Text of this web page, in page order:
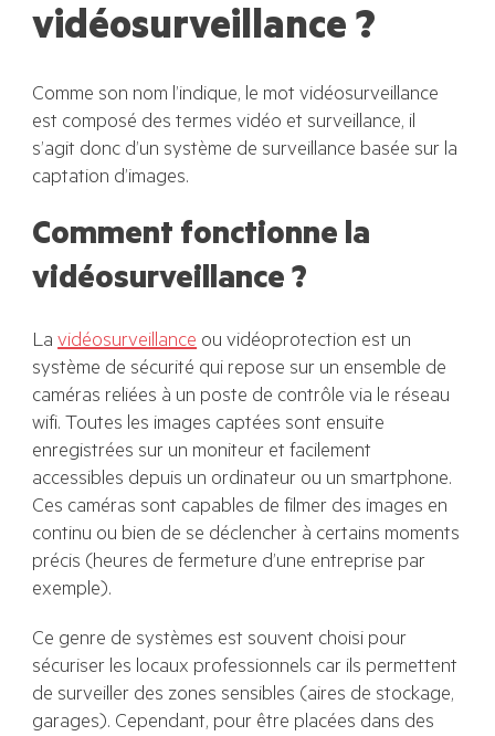
vidéosurveillance ?
Comme son nom l’indique, le mot vidéosurveillance
est composé des termes vidéo et surveillance, il
s’agit donc d’un système de surveillance basée sur la
captation d’images.
Comment fonctionne la
vidéosurveillance ?
Lavidéosurveillance ou vidéoprotection est un
système de sécurité qui repose sur un ensemble de
caméras reliées à un poste de contrôle via le réseau
wifi. Toutes les images captées sont ensuite
enregistrées sur un moniteur et facilement
accessibles depuis un ordinateur ou un smartphone.
Ces caméras sont capables de filmer des images en
continu ou bien de se déclencher à certains moments
précis (heures de fermeture d’une entreprise par
exemple).
Ce genre de systèmes est souvent choisi pour
sécuriser les locaux professionnels car ils permettent
de surveiller des zones sensibles (aires de stockage,
garages). Cependant, pour être placées dans des